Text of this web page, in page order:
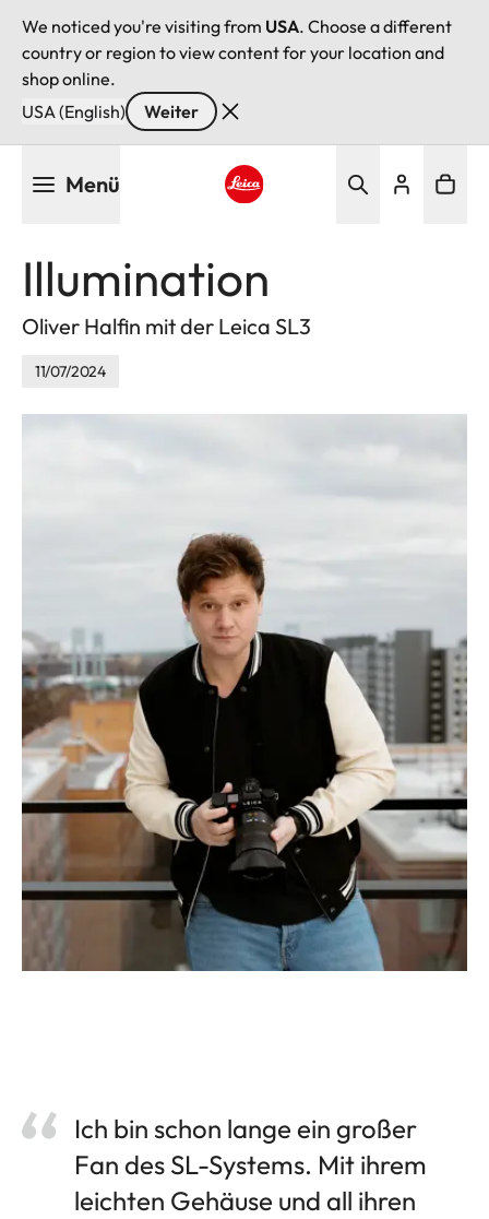
We noticed you're visiting from USA. Choose a different
country or region to view content for your location and
shop online.
USA (English)
Weiter
Menü
Illumination
Oliver Halfin mit der Leica SL3
11/07/2024
Ich bin schon lange ein großer
Fan des SL-Systems. Mit ihrem
leichten Gehäuse und all ihren